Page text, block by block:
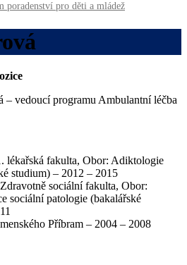
poradenství pro děti a mládež
– vedoucí programu Ambulantní léčba
lékařská fakulta, Obor: Adiktologie
studium) – 2012 – 2015
sociální fakulta, Obor:
sociální patologie (bakalářské
Příbram – 2004 – 2008